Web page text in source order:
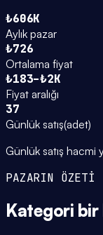
₺606K
Aylık pazar
₺726
Ortalama fiyat
₺183–₺2K
Fiyat aralığı
37
Günlük satış(adet)
Günlük satış hacmi
PAZARIN ÖZETİ
Kategori bir